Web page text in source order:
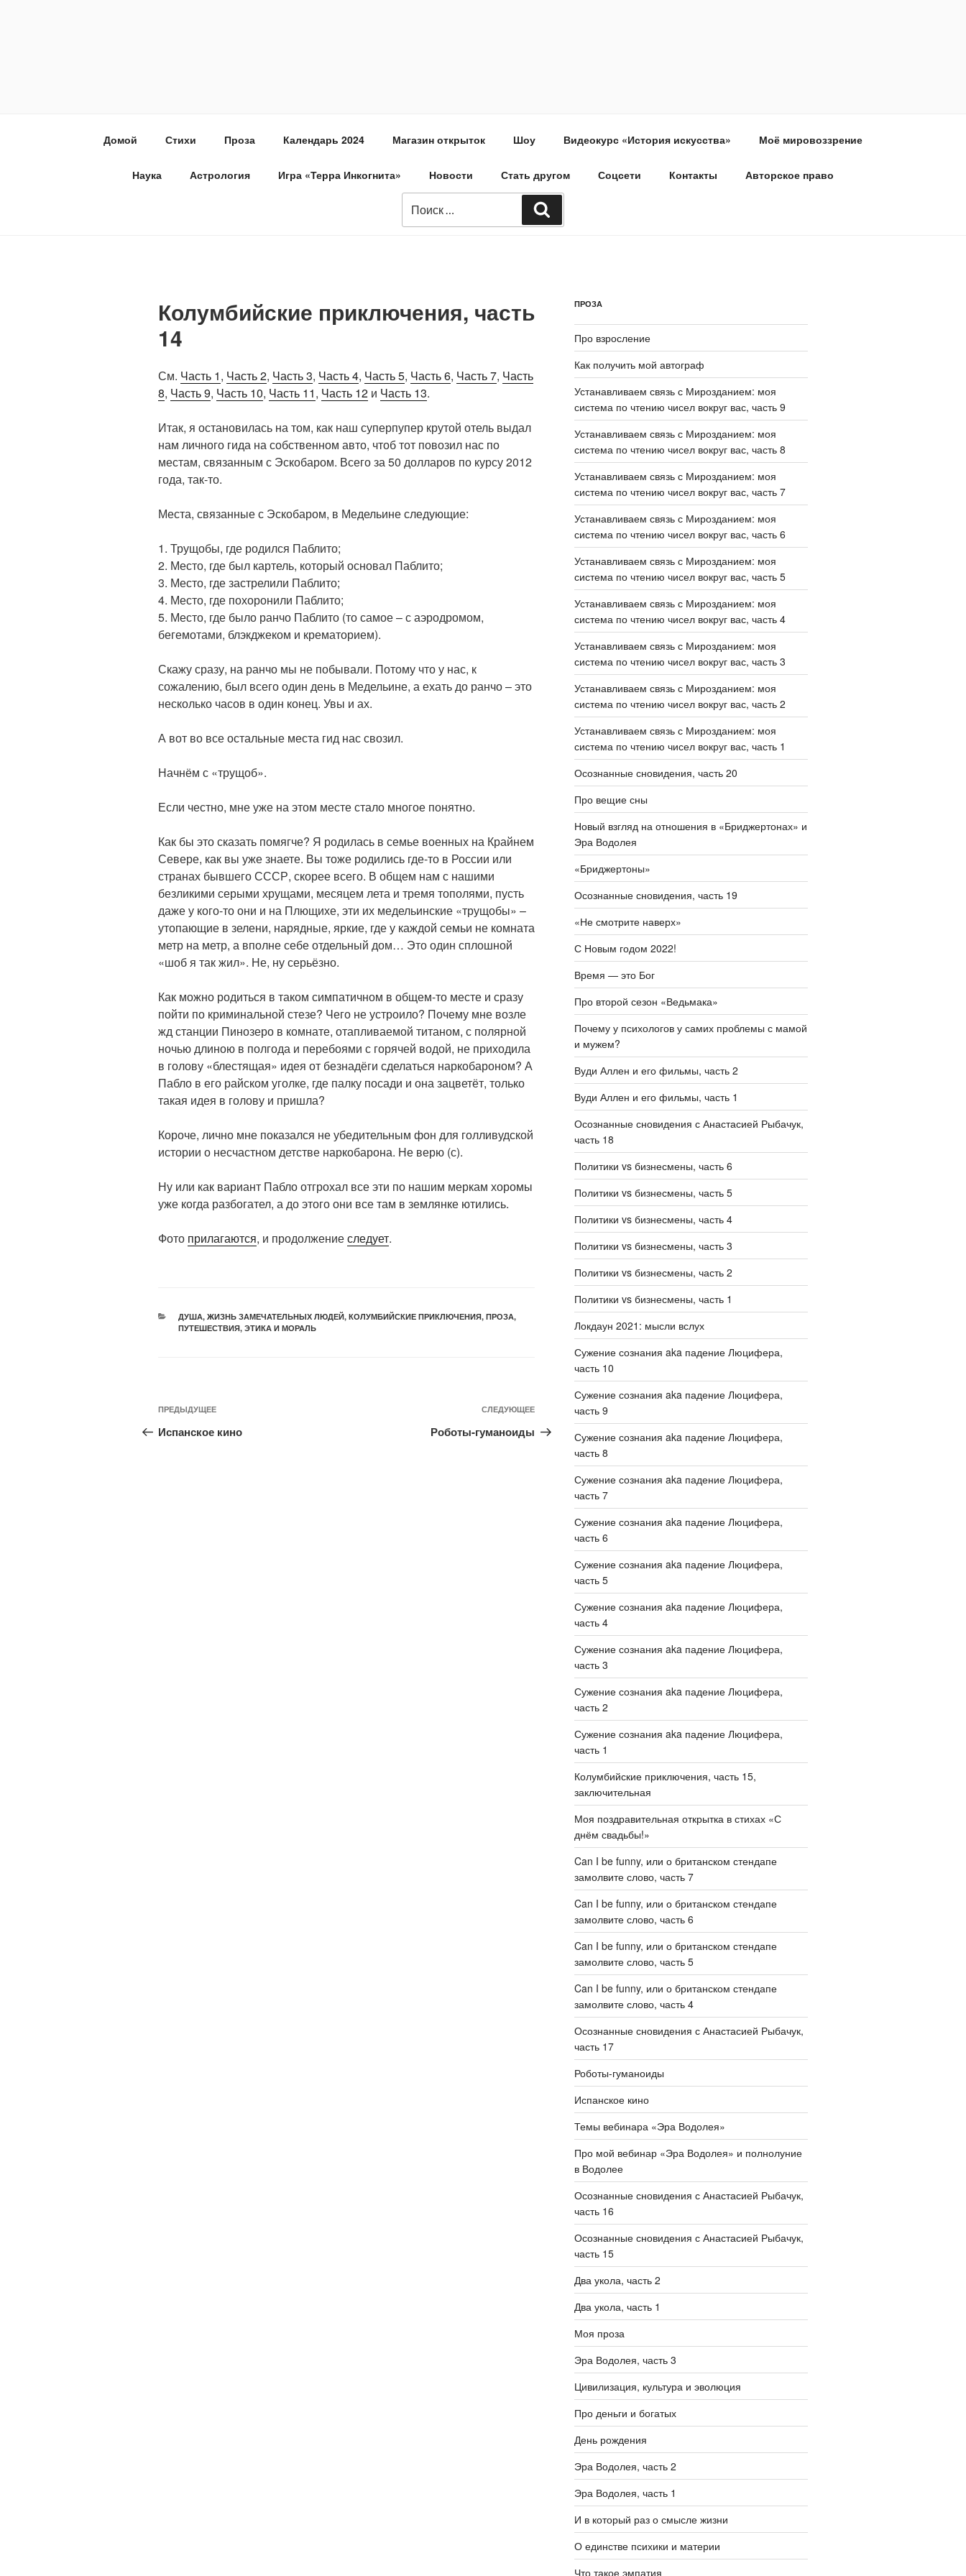
Домой Стихи Проза Календарь 2024 Магазин открыток Шоу Видеокурс «История искусства» Моё мировоззрение
Наука Астрология Игра «Терра Инкогнита» Новости Стать другом Соцсети Контакты Авторское право
Колумбийские приключения, часть
14
См. Часть 1, Часть 2, Часть 3, Часть 4, Часть 5, Часть 6, Часть 7, Часть
8, Часть 9, Часть 10, Часть 11, Часть 12 и Часть 13.
Итак, я остановилась на том, как наш суперпупер крутой отель выдал
нам личного гида на собственном авто, чтоб тот повозил нас по
местам, связанным с Эскобаром. Всего за 50 долларов по курсу 2012
года, так-то.
Места, связанные с Эскобаром, в Медельине следующие:
1. Трущобы, где родился Паблито;
2. Место, где был картель, который основал Паблито;
3. Место, где застрелили Паблито;
4. Место, где похоронили Паблито;
5. Место, где было ранчо Паблито (то самое – с аэродромом,
бегемотами, блэкджеком и крематорием).
Скажу сразу, на ранчо мы не побывали. Потому что у нас, к
сожалению, был всего один день в Медельине, а ехать до ранчо – это
несколько часов в один конец. Увы и ах.
А вот во все остальные места гид нас свозил.
Начнём с «трущоб».
Если честно, мне уже на этом месте стало многое понятно.
Как бы это сказать помягче? Я родилась в семье военных на Крайнем
Севере, как вы уже знаете. Вы тоже родились где-то в России или
странах бывшего СССР, скорее всего. В общем нам с нашими
безликими серыми хрущами, месяцем лета и тремя тополями, пусть
даже у кого-то они и на Плющихе, эти их медельинские «трущобы» –
утопающие в зелени, нарядные, яркие, где у каждой семьи не комната
метр на метр, а вполне себе отдельный дом… Это один сплошной
«шоб я так жил». Не, ну серьёзно.
Как можно родиться в таком симпатичном в общем-то месте и сразу
пойти по криминальной стезе? Чего не устроило? Почему мне возле
жд станции Пинозеро в комнате, отапливаемой титаном, с полярной
ночью длиною в полгода и перебоями с горячей водой, не приходила
в голову «блестящая» идея от безнадёги сделаться наркобароном? А
Пабло в его райском уголке, где палку посади и она зацветёт, только
такая идея в голову и пришла?
Короче, лично мне показался не убедительным фон для голливудской
истории о несчастном детстве наркобарона. Не верю (с).
Ну или как вариант Пабло отгрохал все эти по нашим меркам хоромы
уже когда разбогател, а до этого они все там в землянке ютились.
Фото прилагаются, и продолжениеследует.
ДУША, ЖИЗНЬ ЗАМЕЧАТЕЛЬНЫХ ЛЮДЕЙ, КОЛУМБИЙСКИЕ ПРИКЛЮЧЕНИЯ, ПРОЗА,
ПУТЕШЕСТВИЯ, ЭТИКА И МОРАЛЬ
ПРЕДЫДУЩЕЕ
Испанское кино
СЛЕДУЮЩЕЕ
Роботы-гуманоиды
ПРОЗА
Про взросление
Как получить мой автограф
Устанавливаем связь с Мирозданием: моя
система по чтению чисел вокруг вас, часть 9
Устанавливаем связь с Мирозданием: моя
система по чтению чисел вокруг вас, часть 8
Устанавливаем связь с Мирозданием: моя
система по чтению чисел вокруг вас, часть 7
Устанавливаем связь с Мирозданием: моя
система по чтению чисел вокруг вас, часть 6
Устанавливаем связь с Мирозданием: моя
система по чтению чисел вокруг вас, часть 5
Устанавливаем связь с Мирозданием: моя
система по чтению чисел вокруг вас, часть 4
Устанавливаем связь с Мирозданием: моя
система по чтению чисел вокруг вас, часть 3
Устанавливаем связь с Мирозданием: моя
система по чтению чисел вокруг вас, часть 2
Устанавливаем связь с Мирозданием: моя
система по чтению чисел вокруг вас, часть 1
Осознанные сновидения, часть 20
Про вещие сны
Новый взгляд на отношения в «Бриджертонах» и
Эра Водолея
«Бриджертоны»
Осознанные сновидения, часть 19
«Не смотрите наверх»
С Новым годом 2022!
Время — это Бог
Про второй сезон «Ведьмака»
Почему у психологов у самих проблемы с мамой
и мужем?
Вуди Аллен и его фильмы, часть 2
Вуди Аллен и его фильмы, часть 1
Осознанные сновидения с Анастасией Рыбачук,
часть 18
Политики vs бизнесмены, часть 6
Политики vs бизнесмены, часть 5
Политики vs бизнесмены, часть 4
Политики vs бизнесмены, часть 3
Политики vs бизнесмены, часть 2
Политики vs бизнесмены, часть 1
Локдаун 2021: мысли вслух
Сужение сознания aka падение Люцифера,
часть 10
Сужение сознания aka падение Люцифера,
часть 9
Сужение сознания aka падение Люцифера,
часть 8
Сужение сознания aka падение Люцифера,
часть 7
Сужение сознания aka падение Люцифера,
часть 6
Сужение сознания aka падение Люцифера,
часть 5
Сужение сознания aka падение Люцифера,
часть 4
Сужение сознания aka падение Люцифера,
часть 3
Сужение сознания aka падение Люцифера,
часть 2
Сужение сознания aka падение Люцифера,
часть 1
Колумбийские приключения, часть 15,
заключительная
Моя поздравительная открытка в стихах «С
днём свадьбы!»
Can I be funny, или о британском стендапе
замолвите слово, часть 7
Can I be funny, или о британском стендапе
замолвите слово, часть 6
Can I be funny, или о британском стендапе
замолвите слово, часть 5
Can I be funny, или о британском стендапе
замолвите слово, часть 4
Осознанные сновидения с Анастасией Рыбачук,
часть 17
Роботы-гуманоиды
Испанское кино
Темы вебинара «Эра Водолея»
Про мой вебинар «Эра Водолея» и полнолуние
в Водолее
Осознанные сновидения с Анастасией Рыбачук,
часть 16
Осознанные сновидения с Анастасией Рыбачук,
часть 15
Два укола, часть 2
Два укола, часть 1
Моя проза
Эра Водолея, часть 3
Цивилизация, культура и эволюция
Про деньги и богатых
День рождения
Эра Водолея, часть 2
Эра Водолея, часть 1
И в который раз о смысле жизни
О единстве психики и материи
Что такое эмпатия